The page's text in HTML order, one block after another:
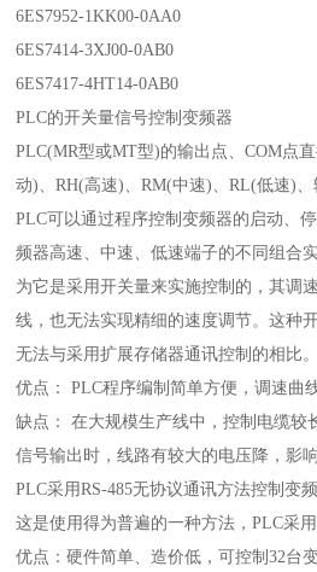
6ES7952-1KK00-0AA0
6ES7414-3XJ00-0AB0
6ES7417-4HT14-0AB0
PLC的开关量信号控制变频器
PLC(MR型或MT型)的输出点、COM点
动)、RH(高速)、RM(中速)、RL(低速)、
PLC可以通过程序控制变频器的启动、
频器高速、中速、低速端子的不同组合
为它是采用开关量来实施控制的，其调
线，也无法实现精细的速度调节。这种
无法与采用扩展存储器通讯控制的相比。
优点： PLC程序编制简单方便，调速曲
缺点： 在大规模生产线中，控制电缆较
信号输出时，线路有较大的电压降，影
PLC采用RS-485无协议通讯方法控制变
这是使用得为普遍的一种方法，PLC采
优点：硬件简单、造价低，可控制32台变